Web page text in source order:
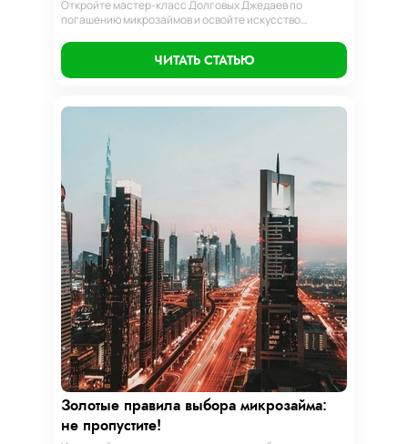
Откройте мастер-класс Долговых Джедаев по
погашению микрозаймов и освойте искусство
долгами и достичь финансовой гармонии, следуя
нашим проверенным стратегиям.
ЧИТАТЬ СТАТЬЮ
Золотые правила выбора микрозайма:
не пропустите!